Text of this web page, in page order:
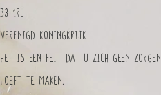
B3 1RL
Verenigd Koningkrijk
Het is een feit dat u zich geen zorgen
hoeft te maken.